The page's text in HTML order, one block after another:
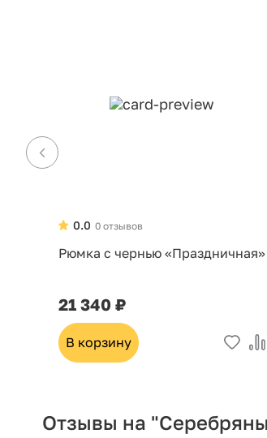
0 отзывов
0.0
Рюмка с чернью «Праздничная»
21 340 ₽
В корзину
Отзывы на